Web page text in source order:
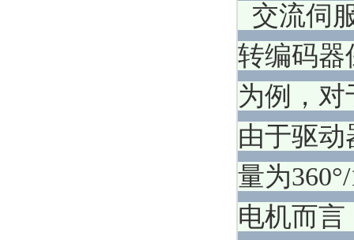
交流伺
转编码器
为例，对
由于驱
量为
电机而言